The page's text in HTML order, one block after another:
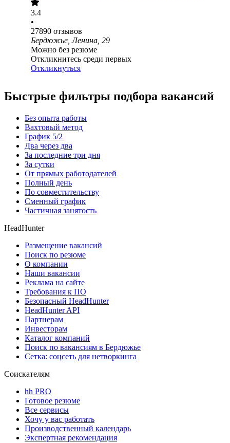
3.4
•
27890 отзывов
Бердюжье, Ленина, 29
Можно без резюме
Откликнитесь среди первых
Откликнуться
Быстрые фильтры подбора вакансий
Без опыта работы
Вахтовый метод
График 5/2
Два через два
За последние три дня
За сутки
От прямых работодателей
Полный день
По совместительству
Сменный график
Частичная занятость
HeadHunter
Размещение вакансий
Поиск по резюме
О компании
Наши вакансии
Реклама на сайте
Требования к ПО
Безопасный HeadHunter
HeadHunter API
Партнерам
Инвесторам
Каталог компаний
Поиск по вакансиям в Бердюжье
Сетка: соцсеть для нетворкинга
Соискателям
hh PRO
Готовое резюме
Все сервисы
Хочу у вас работать
Производственный календарь
Экспертная рекомендация